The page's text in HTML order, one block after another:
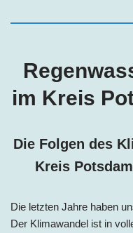
im Kreis
Die Folgen des
Kreis
Die letzten Jahre haben
Der Klimawandel ist in